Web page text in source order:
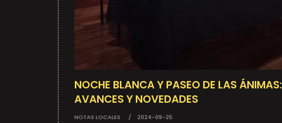
NOCHE BLANCA Y PASEO DE LAS ÁNIMAS:
AVANCES Y NOVEDADES
NOTAS LOCALES 2024-09-25